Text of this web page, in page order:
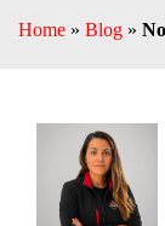
Home » Blog »